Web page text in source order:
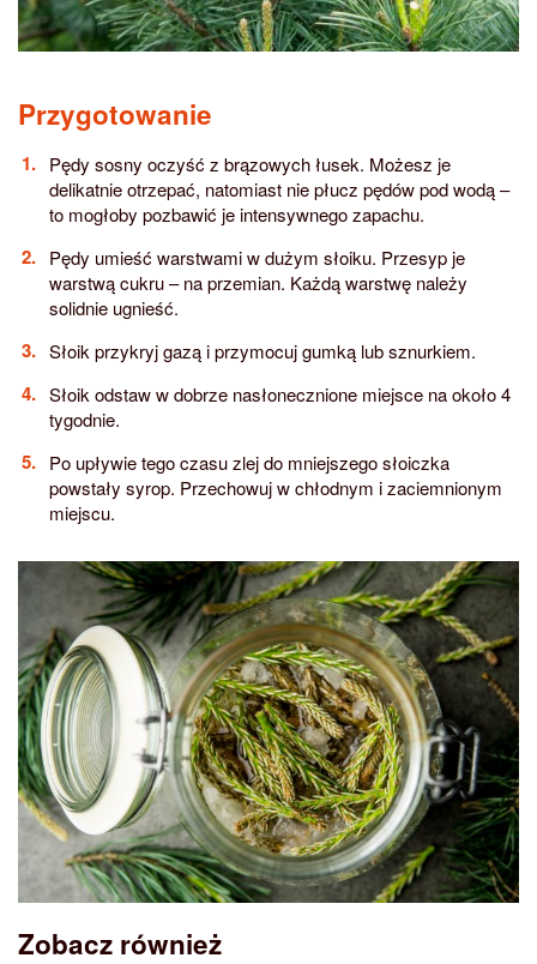
Przygotowanie
Pędy sosny oczyść z brązowych łusek. Możesz je
delikatnie otrzepać, natomiast nie płucz pędów pod wodą –
to mogłoby pozbawić je intensywnego zapachu.
Pędy umieść warstwami w dużym słoiku. Przesyp je
warstwą cukru – na przemian. Każdą warstwę należy
solidnie ugnieść.
Słoik przykryj gazą i przymocuj gumką lub sznurkiem.
Słoik odstaw w dobrze nasłonecznione miejsce na około 4
tygodnie.
Po upływie tego czasu zlej do mniejszego słoiczka
powstały syrop. Przechowuj w chłodnym i zaciemnionym
miejscu.
Zobacz również